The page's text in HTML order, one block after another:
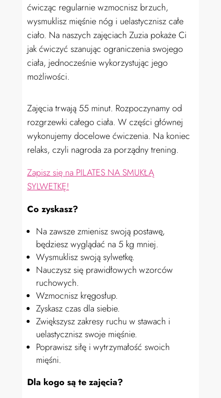
ćwicząc regularnie wzmocnisz brzuch,
wysmuklisz mięśnie nóg i uelastycznisz całe
ciało. Na naszych zajęciach Zuzia pokaże Ci
jak ćwiczyć szanując ograniczenia swojego
ciała, jednocześnie wykorzystując jego
możliwości.
Zajęcia trwają 55 minut. Rozpoczynamy od
rozgrzewki całego ciała. W części głównej
wykonujemy docelowe ćwiczenia. Na koniec
relaks, czyli nagroda za porządny trening.
Zapisz się na PILATES NA SMUKŁĄ
SYLWETKĘ!
Co zyskasz?
Na zawsze zmienisz swoją postawę,
będziesz wyglądać na 5 kg mniej.
Wysmuklisz swoją sylwetkę.
Nauczysz się prawidłowych wzorców
ruchowych.
Wzmocnisz kręgosłup.
Zyskasz czas dla siebie.
Zwiększysz zakresy ruchu w stawach i
uelastycznisz swoje mięśnie.
Poprawisz siłę i wytrzymałość swoich
mięśni.
Dla kogo są te zajęcia?